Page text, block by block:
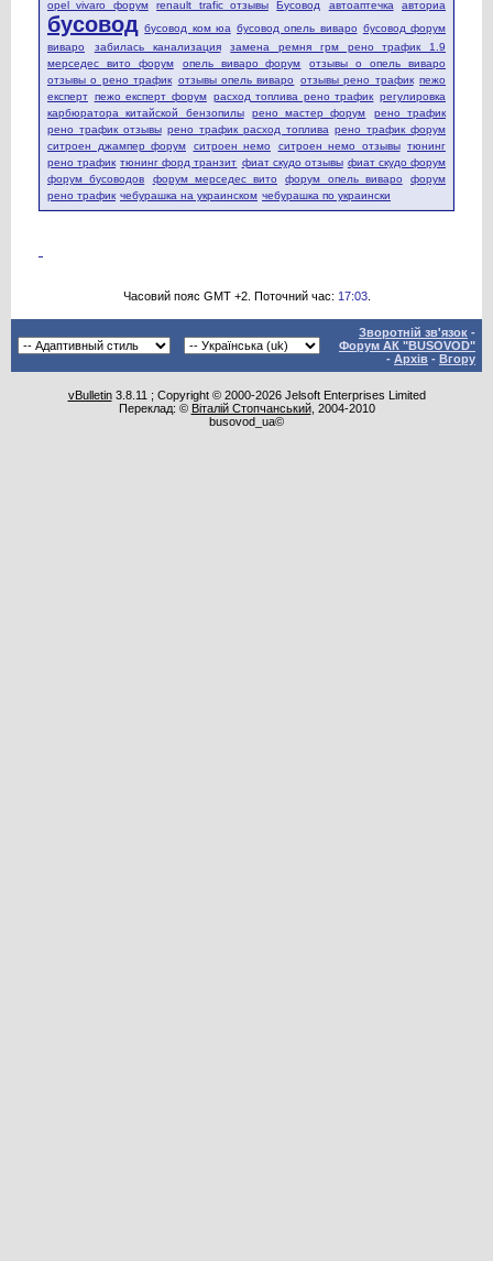
opel vivaro форум renault trafic отзывы Бусовод автоаптечка авториа
бусовод бусовод ком юа бусовод опель виваро бусовод форум
виваро
забилась канализация
замена ремня грм рено трафик 1.9
мерседес вито форум
опель виваро форум
отзывы о опель виваро
отзывы о рено трафик отзывы опель виваро отзывы рено трафик пежо
експерт пежо експерт форум расход топлива рено трафик регулировка
карбюратора китайской бензопилы
рено мастер форум
рено трафик
рено трафик отзывы рено трафик расход топлива рено трафик форум
ситроен джампер форум
ситроен немо ситроен немо отзывы тюнинг
рено трафик тюнинг форд транзит фиат скудо отзывы фиат скудо форум
форум бусоводов
форум мерседес вито форум опель виваро
форум
рено трафик чебурашка на украинском чебурашка по украински
Часовий пояс GMT +2. Поточний час: 17:03.
Зворотній зв'язок -
Форум АК "BUSOVOD"
- Архів - Вгору
vBulletin3.8.11 ; Copyright © 2000-2026 Jelsoft Enterprises Limited
Переклад: © Віталій Стопчанський, 2004-2010
busovod_ua©